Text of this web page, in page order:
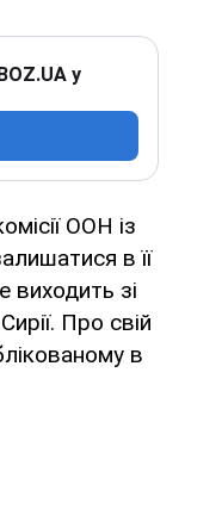
у
ООН із
в її
виходить зі
Про свій
в